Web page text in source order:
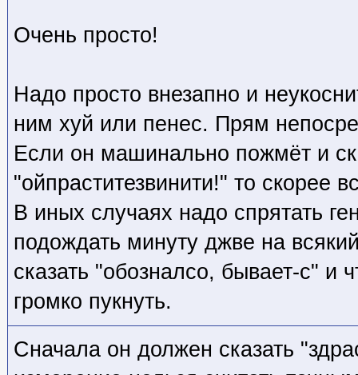
Очень просто!
Надо просто внезапно и
ним хуй или пенес. Прям
Если он машинально пожмёт и
"ойпраститезвинити!" то скорее
В иных случаях надо спрятать
подождать минуту джве на
сказать "обозналсо, бывает-с" и
громко пукнуть.
Сначала он должен сказать